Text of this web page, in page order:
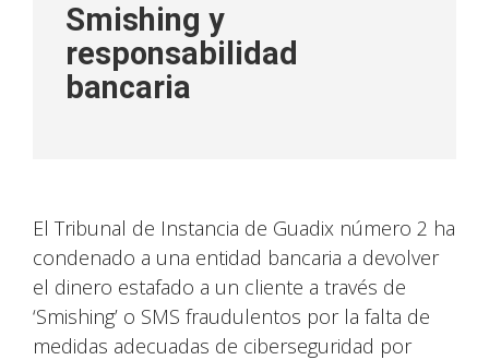
Smishing y
responsabilidad
bancaria
El Tribunal de Instancia de Guadix número 2 ha
condenado a una entidad bancaria a devolver
el dinero estafado a un cliente a través de
‘Smishing’ o SMS fraudulentos por la falta de
medidas adecuadas de ciberseguridad por